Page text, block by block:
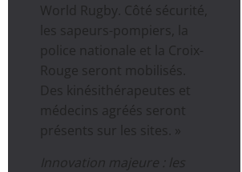
World Rugby. Côté sécurité,
les sapeurs-pompiers, la
police nationale et la Croix-
Rouge seront mobilisés.
Des kinésithérapeutes et
médecins agréés seront
présents sur les sites. »
Innovation majeure : les